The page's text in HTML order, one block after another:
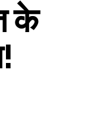
के